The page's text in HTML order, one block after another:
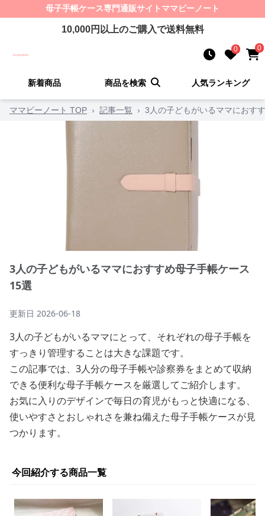
母子手帳ケース専門通販サイト ママビーノート
10,000円以上のご購入で送料無料
0 0
新着商品 商品を検索 人気ランキング
ママビーノート TOP › 記事一覧 › 3人の子どもがいるママにおす
3人の子どもがいるママにおすすめ母子手帳ケース
15選
更新日 2026-06-18
3人の子どもがいるママにとって、それぞれの母子手帳を
すっきり管理することは大きな課題です。
この記事では、3人分の母子手帳や診察券をまとめて収納
できる便利な母子手帳ケースを厳選してご紹介します。
お気に入りのデザインで毎日の育児がもっと快適になる、
使いやすさとおしゃれさを兼ね備えた母子手帳ケースが見
つかります。
今回紹介する商品一覧